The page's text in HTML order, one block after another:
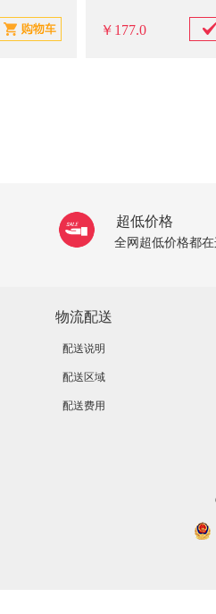
￥177.0
超低价格
全网超低价格都
物流配送
配送说明
配送区域
配送费用